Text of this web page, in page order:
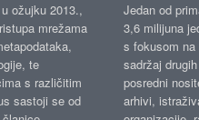
ožujku 2013.,
mrežama
te
s različitim
sastoji se od
Jedan od
3,6 milijuna
s fokusom
sadržaj
posredni
arhivi,